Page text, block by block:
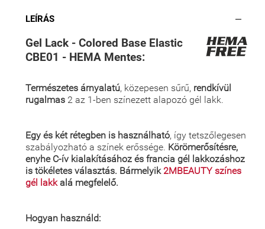
LEÍRÁS
Gel Lack - Colored Base Elastic
CBE01 - HEMA Mentes:
Természetes árnyalatú, közepesen sűrű, rendkívül
rugalmas 2 az 1-ben színezett alapozó gél lakk.
Egy és két rétegben is használható, így tetszőlegesen
szabályozható a színek erőssége. Körömerősítésre,
enyhe C-ív kialakításához és francia gél lakkozáshoz
is tökéletes választás. Bármelyik 2MBEAUTY színes
gél lakkalá megfelelő.
Hogyan használd: